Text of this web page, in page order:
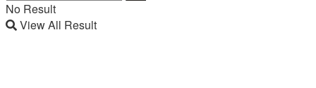
No Result
View All Result